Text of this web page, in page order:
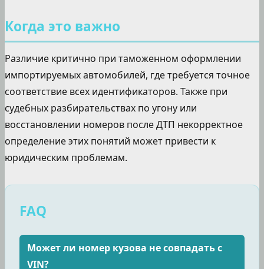
Когда это важно
Различие критично при таможенном оформлении
импортируемых автомобилей, где требуется точное
соответствие всех идентификаторов. Также при
судебных разбирательствах по угону или
восстановлении номеров после ДТП некорректное
определение этих понятий может привести к
юридическим проблемам.
FAQ
Может ли номер кузова не совпадать с
VIN?